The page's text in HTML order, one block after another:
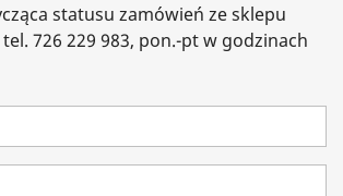
statusu zamówień ze sklepu
726 229 983, pon.-pt w godzinach